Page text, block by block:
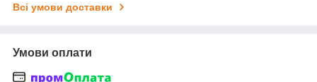
Всі умови доставки
Умови оплати